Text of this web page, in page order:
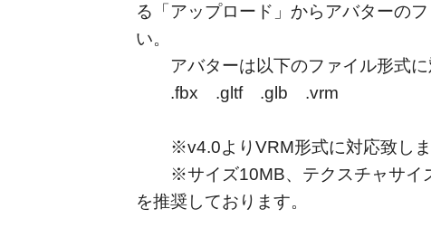
る「アップロード」からアバターの
い。
アバターは以下のファイル形式に
.fbx .gltf .glb .vrm
※v4.0よりVRM形式に対応致しま
※サイズ10MB、テクスチャサイ
を推奨しております。